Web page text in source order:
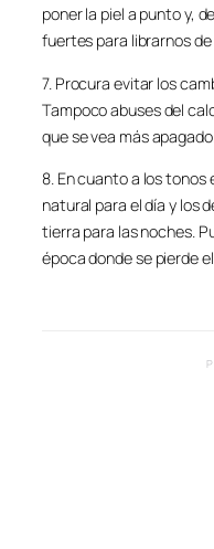
poner la piel a punto y,
fuertes para librarnos
7. Procura evitar los
Tampoco abuses del
que se vea más apagado.
8. En cuanto a los tonos
natural para el día y los
tierra para las noches.
época donde se pierde